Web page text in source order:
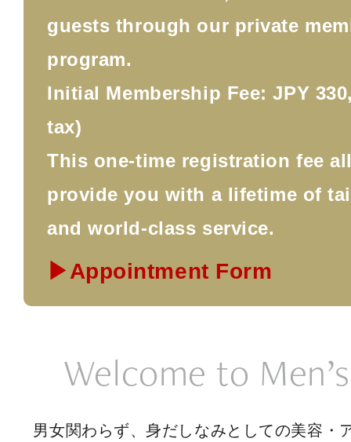
guests through our private
program.
Initial Membership Fee: JPY
tax)
This one-time registration fee
provide you with a lifetime of
and world-class service.
▶Appointment Form
Welcome to
男女関わらず、身だしなみとしての美容・